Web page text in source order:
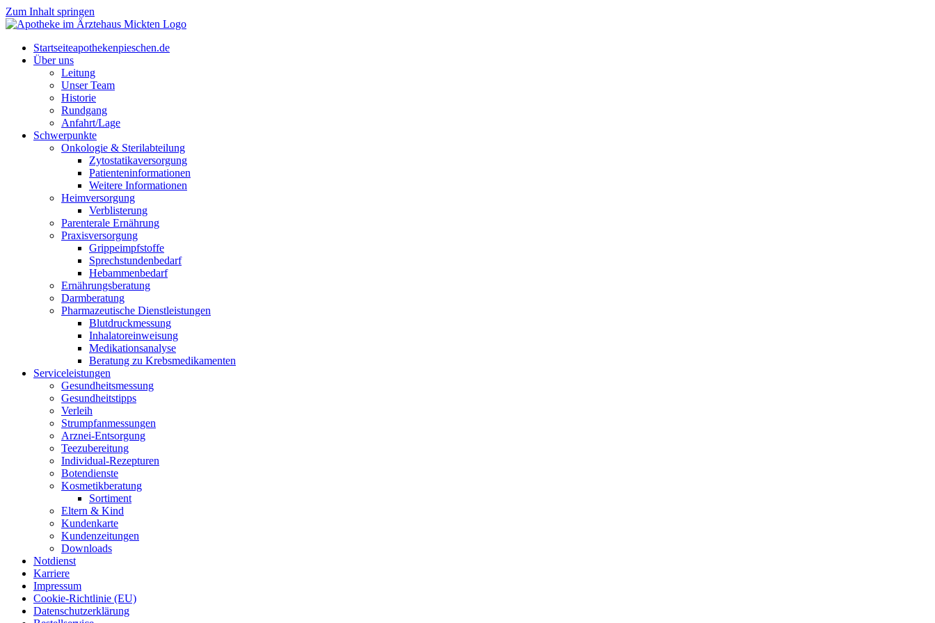
Zum Inhalt springen
Start­sei­teapothekenpieschen.de
Über uns
Lei­tung
Unser Team
His­to­rie
Rund­gang
Anfahrt/Lage
Schwer­punk­te
Onkologie & Sterilabteilung
Zyto­sta­ti­ka­ver­sor­gung
Pati­en­ten­in­for­ma­tio­nen
Wei­te­re Informationen
Heim­ver­sor­gung
Ver­blis­te­rung
Par­en­te­r­ale Ernährung
Pra­xis­ver­sor­gung
Grip­pe­impf­stof­fe
Sprech­stun­den­be­darf
Heb­am­men­be­darf
Ernäh­rungs­be­ra­tung
Darm­be­ra­tung
Phar­ma­zeu­ti­sche Dienstleistungen
Blut­druck­mes­sung
Inha­la­tor­ein­wei­sung
Medi­ka­ti­ons­ana­ly­se
Bera­tung zu Krebsmedikamenten
Ser­vice­leis­tun­gen
Gesund­heits­mes­sung
Gesund­heits­tipps
Ver­leih
Strumpfan­mes­sun­gen
Arz­n­ei-Ent­­sor­­gung
Tee­zu­be­rei­tung
Indi­­vi­­du­al-Rezep­­tu­­ren
Boten­diens­te
Kos­me­tik­be­ra­tung
Sor­ti­ment
Eltern & Kind
Kun­den­kar­te
Kun­den­zei­tun­gen
Down­loads
Not­dienst
Kar­rie­re
Impres­sum
Coo­kie-Rich­t­­li­­nie (EU)
Datenschutz­erklärung